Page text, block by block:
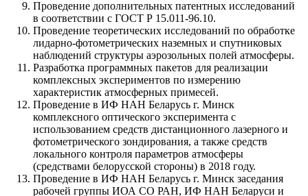
Проведение дополнительных патентных исследований
в соответствии с ГОСТ Р 15.011-96.10.
Проведение теоретических исследований по обработке
лидарно-фотометрических наземных и спутниковых
наблюдений структуры аэрозольных полей атмосферы.
Разработка программных пакетов для реализации
комплексных экспериментов по измерению
характеристик атмосферных примесей.
Проведение в ИФ НАН Беларусь г. Минск
комплексного оптического эксперимента с
использованием средств дистанционного лазерного и
фотометрического зондирования, а также средств
локального контроля параметров атмосферы
(средствами белорусской стороны) в 2018 году.
Проведение в ИФ НАН Беларусь г. Минск заседания
рабочей группы ИОА СО РАН, ИФ НАН Беларуси и